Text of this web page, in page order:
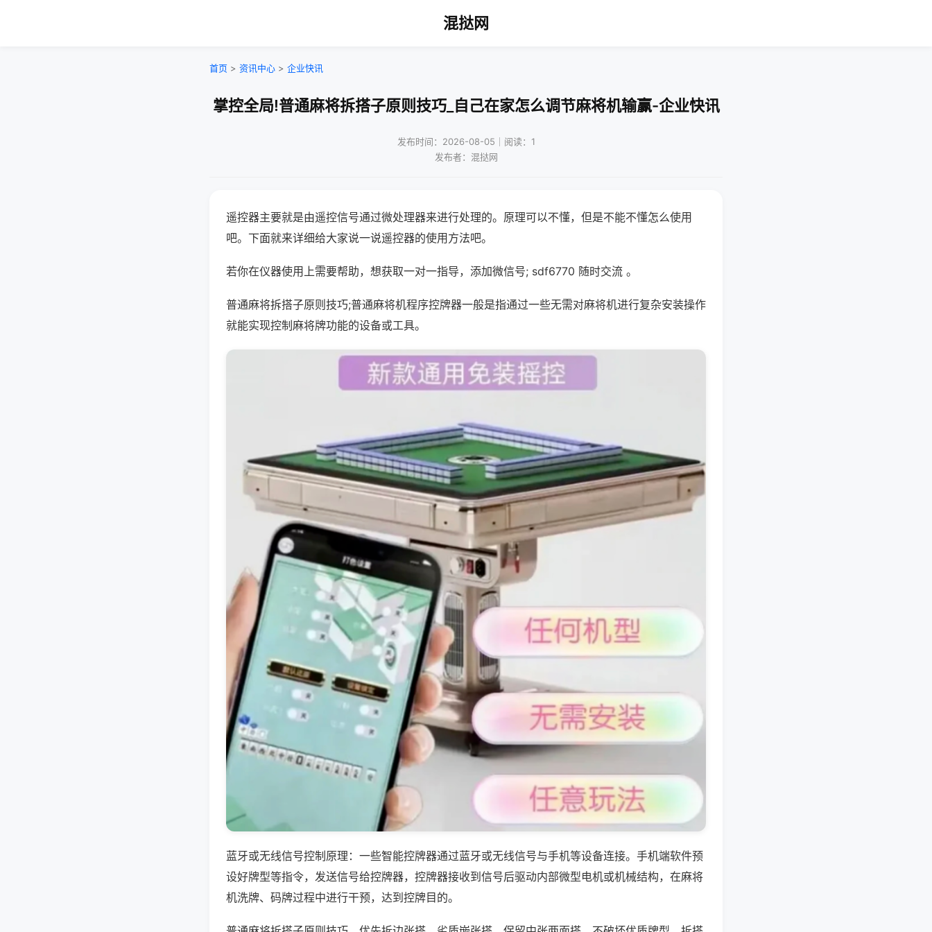
混挞网
首页 > 资讯中心 > 企业快讯
掌控全局!普通麻将拆搭子原则技巧_自己在家怎么调节麻将机输赢-企业快讯
发布时间：2026-08-05｜阅读：1
发布者：混挞网
遥控器主要就是由遥控信号通过微处理器来进行处理的。原理可以不懂，但是不能不懂怎么使用
吧。下面就来详细给大家说一说遥控器的使用方法吧。
若你在仪器使用上需要帮助，想获取一对一指导，添加微信号; sdf6770 随时交流 。
普通麻将拆搭子原则技巧;普通麻将机程序控牌器一般是指通过一些无需对麻将机进行复杂安装操作
就能实现控制麻将牌功能的设备或工具。
蓝牙或无线信号控制原理：一些智能控牌器通过蓝牙或无线信号与手机等设备连接。手机端软件预
设好牌型等指令，发送信号给控牌器，控牌器接收到信号后驱动内部微型电机或机械结构，在麻将
机洗牌、码牌过程中进行干预，达到控牌目的。